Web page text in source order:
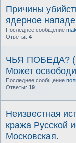
Причины
ядерное
Последнее сообщение
Ответы: 4
ЧЬЯ ПОБЕДА?
Может
Последнее сообщение
Ответы: 19
Неизвестная
кража Русской
Московская.